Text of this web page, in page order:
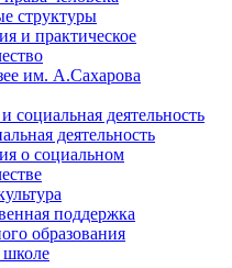
структуры
и практическое
им. А.Сахарова
социальная деятельность
деятельность
о социальном
поддержка
образования
школе